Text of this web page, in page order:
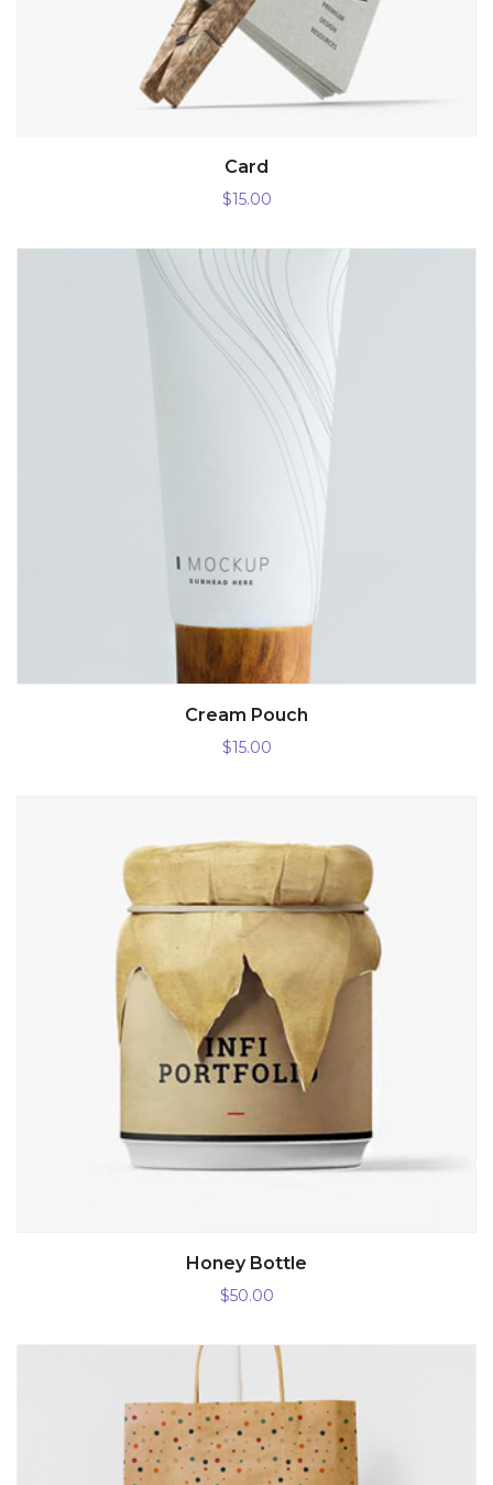
AÑADIR AL CARRITO
Card
$15.00
AÑADIR AL CARRITO
Cream Pouch
$15.00
AÑADIR AL CARRITO
Honey Bottle
$50.00